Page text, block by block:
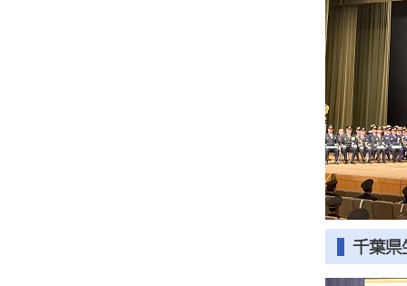
千葉